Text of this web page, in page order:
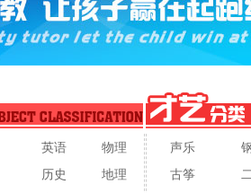
英语
物理
历史
地理
声乐
古筝